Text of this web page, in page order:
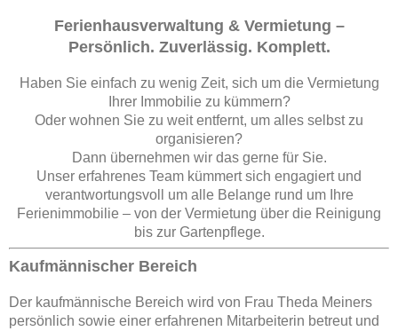
Ferienhausverwaltung & Vermietung –
Persönlich. Zuverlässig. Komplett.
Haben Sie einfach zu wenig Zeit, sich um die Vermietung
Ihrer Immobilie zu kümmern?
Oder wohnen Sie zu weit entfernt, um alles selbst zu
organisieren?
Dann übernehmen wir das gerne für Sie.
Unser erfahrenes Team kümmert sich engagiert und
verantwortungsvoll um alle Belange rund um Ihre
Ferienimmobilie – von der Vermietung über die Reinigung
bis zur Gartenpflege.
Kaufmännischer Bereich
Der kaufmännische Bereich wird von Frau Theda Meiners
persönlich sowie einer erfahrenen Mitarbeiterin betreut und